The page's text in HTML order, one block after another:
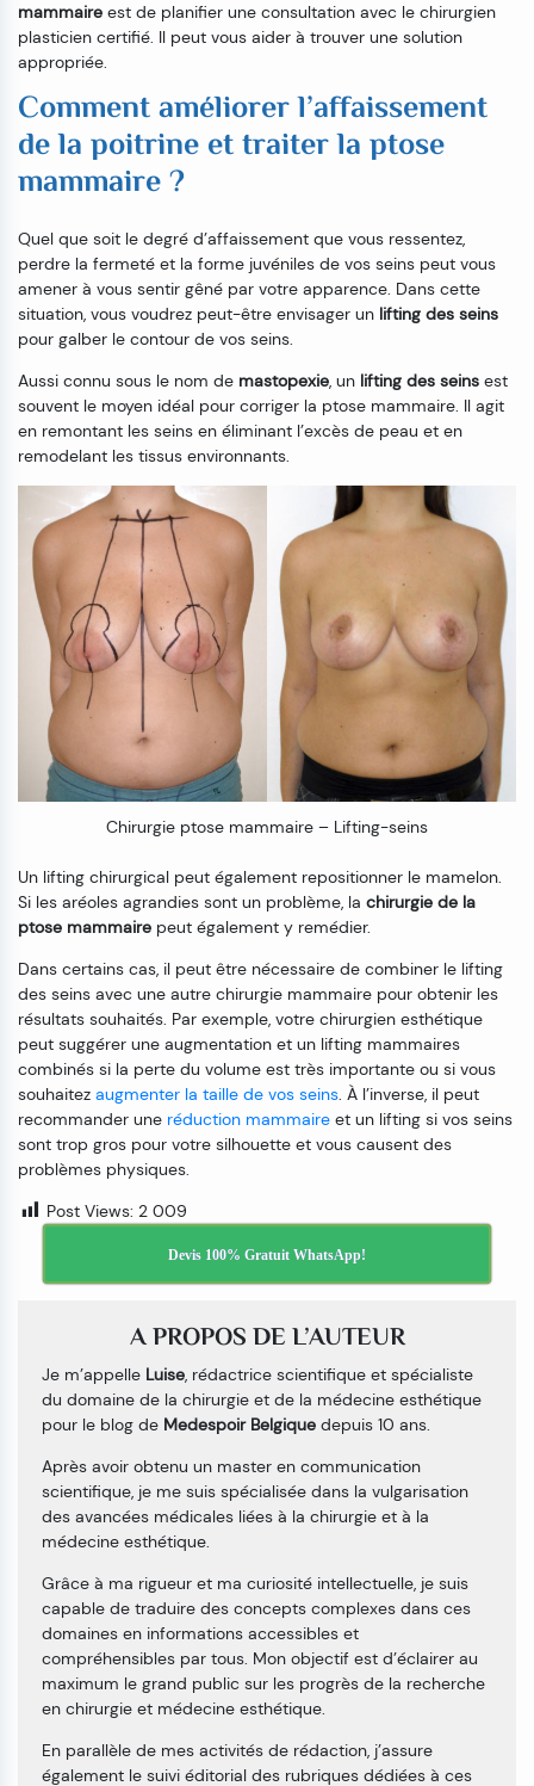
mammaire est de planifier une consultation avec le chirurgien
plasticien certifié. Il peut vous aider à trouver une solution
appropriée.
Comment améliorer l’affaissement
de la poitrine et traiter la ptose
mammaire ?
Quel que soit le degré d’affaissement que vous ressentez,
perdre la fermeté et la forme juvéniles de vos seins peut vous
amener à vous sentir gêné par votre apparence. Dans cette
situation, vous voudrez peut-être envisager un lifting des seins
pour galber le contour de vos seins.
Aussi connu sous le nom de mastopexie, un lifting des seins est
souvent le moyen idéal pour corriger la ptose mammaire. Il agit
en remontant les seins en éliminant l’excès de peau et en
remodelant les tissus environnants.
Chirurgie ptose mammaire – Lifting-seins
Un lifting chirurgical peut également repositionner le mamelon.
Si les aréoles agrandies sont un problème, la chirurgie de la
ptose mammaire peut également y remédier.
Dans certains cas, il peut être nécessaire de combiner le lifting
des seins avec une autre chirurgie mammaire pour obtenir les
résultats souhaités. Par exemple, votre chirurgien esthétique
peut suggérer une augmentation et un lifting mammaires
combinés si la perte du volume est très importante ou si vous
souhaitez augmenter la taille de vos seins. À l’inverse, il peut
recommander une réduction mammaire et un lifting si vos seins
sont trop gros pour votre silhouette et vous causent des
problèmes physiques.
Post Views: 2 009
Devis 100% Gratuit WhatsApp!
A PROPOS DE L’AUTEUR
Je m’appelle Luise, rédactrice scientifique et spécialiste
du domaine de la chirurgie et de la médecine esthétique
pour le blog de Medespoir Belgique depuis 10 ans.
Après avoir obtenu un master en communication
scientifique, je me suis spécialisée dans la vulgarisation
des avancées médicales liées à la chirurgie et à la
médecine esthétique.
Grâce à ma rigueur et ma curiosité intellectuelle, je suis
capable de traduire des concepts complexes dans ces
domaines en informations accessibles et
compréhensibles par tous. Mon objectif est d’éclairer au
maximum le grand public sur les progrès de la recherche
en chirurgie et médecine esthétique.
En parallèle de mes activités de rédaction, j’assure
également le suivi éditorial des rubriques dédiées à ces